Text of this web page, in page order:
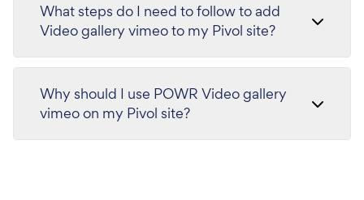
What steps do I need to follow to add
Video gallery vimeo to my Pivol site?
Why should I use POWR Video gallery
vimeo on my Pivol site?